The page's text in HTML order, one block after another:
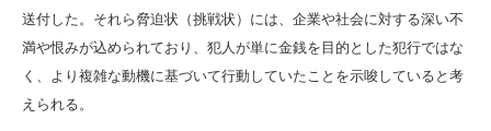
送付した。それら脅迫状（挑戦状）には、企業や社会に対する深い不
満や恨みが込められており、犯人が単に金銭を目的とした犯行ではな
く、より複雑な動機に基づいて行動していたことを示唆していると考
えられる。